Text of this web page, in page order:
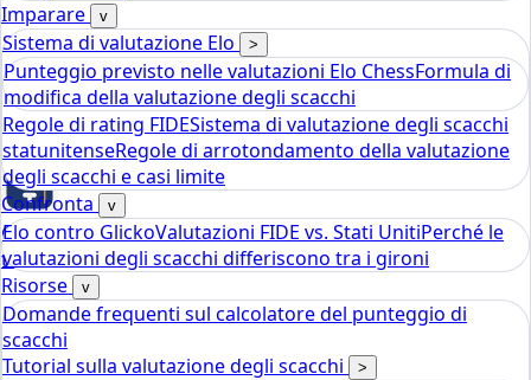
Chess
tools
Calcolatore Rating Elo Scacchi
Imparare
v
Sistema di valutazione Elo >
Punteggio previsto nelle valutazioni Elo ChessFormula di
modifica della valutazione degli scacchi
Regole di rating FIDESistema di valutazione degli scacchi
statunitenseRegole di arrotondamento della valutazione
degli scacchi e casi limite
Confronta
v
Elo contro GlickoValutazioni FIDE vs. Stati UnitiPerché le
valutazioni degli scacchi differiscono tra i gironi
Risorse
v
Domande frequenti sul calcolatore del punteggio di
scacchi
Tutorial sulla valutazione degli scacchi
>